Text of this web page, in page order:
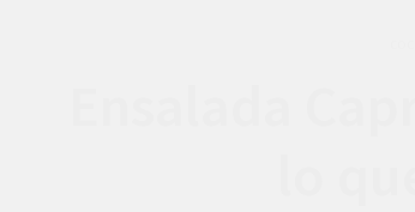
Ensalada
lo